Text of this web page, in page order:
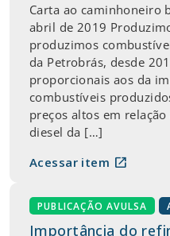
Carta ao caminhoneiro
abril de 2019
produzimos
da Petrobrás, desde
proporcionais aos da
combustíveis
preços altos em
diesel da […]
Acessar item open_in_new
PUBLICAÇÃO AVULSA
Importância do